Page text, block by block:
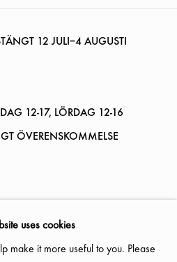
12 JULI–4 AUGUSTI
12-17, LÖRDAG 12-16
ÖVERENSKOMMELSE
uses cookies
make it more useful to you. Please